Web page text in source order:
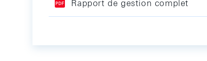
Rapport de gestion complet